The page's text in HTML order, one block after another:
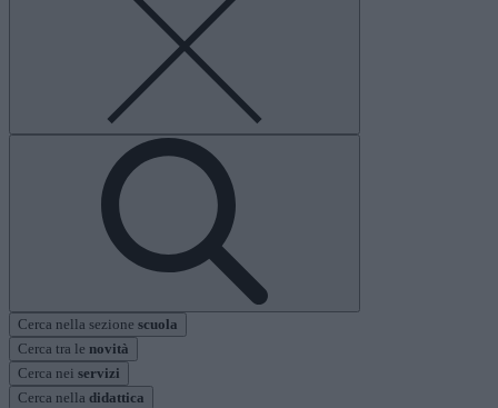
Cerca nella sezione scuola
Cerca tra le novità
Cerca nei servizi
Cerca nella didattica